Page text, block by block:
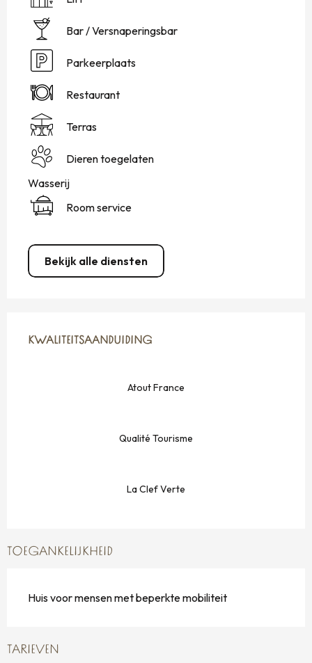
Bar / Versnaperingsbar
Parkeerplaats
Restaurant
Terras
Dieren toegelaten
Wasserij
Room service
Bekijk alle diensten
KWALITEITSAANDUIDING
KWALITEITSAANDUIDING
Atout France
Qualité Tourisme
La Clef Verte
TOEGANKELIJKHEID
Huis voor mensen met beperkte mobiliteit
TARIEVEN